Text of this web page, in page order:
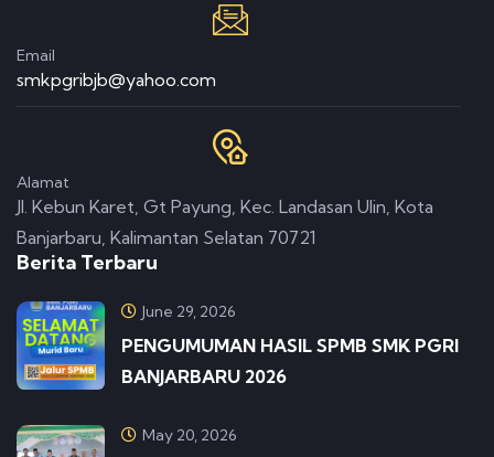
Email
smkpgribjb@yahoo.com
Alamat
Jl. Kebun Karet, Gt Payung, Kec. Landasan Ulin, Kota
Banjarbaru, Kalimantan Selatan 70721
Berita Terbaru
June 29, 2026
PENGUMUMAN HASIL SPMB SMK PGRI
BANJARBARU 2026
May 20, 2026